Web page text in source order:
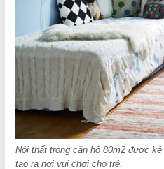
Nội thất trong căn hộ 80m2 được
tạo ra nơi vui chơi cho trẻ.